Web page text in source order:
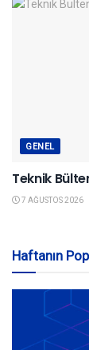
GENEL
Teknik
7 AĞUSTOS 2026
Haftanın